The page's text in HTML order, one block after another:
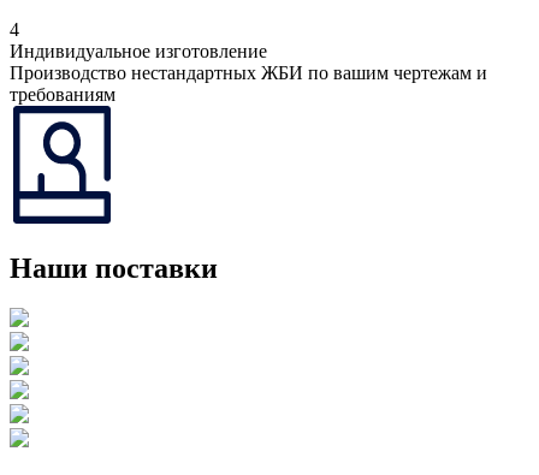
4
Индивидуальное изготовление
Производство нестандартных ЖБИ по вашим чертежам и
требованиям
Наши поставки